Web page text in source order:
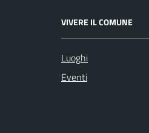
VIVERE IL COMUNE
Luoghi
Eventi